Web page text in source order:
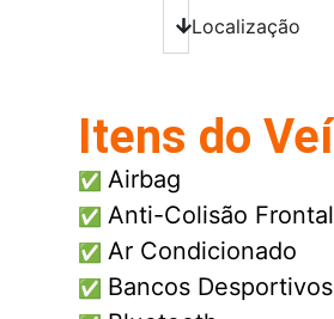
Localização
Itens do
✅ Airbag
✅ Anti-Colisão Frontal
✅ Ar Condicionado
✅ Bancos Desportivos